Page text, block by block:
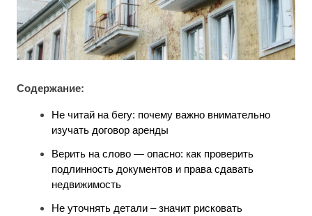
Содержание:
Не читай на бегу: почему важно внимательно
изучать договор аренды
Верить на слово — опасно: как проверить
подлинность документов и права сдавать
недвижимость
Не уточнять детали – значит рисковать